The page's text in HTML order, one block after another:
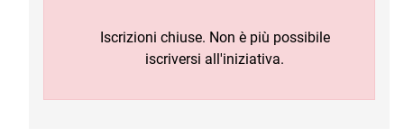
Iscrizioni chiuse. Non è più possibile
iscriversi all'iniziativa.